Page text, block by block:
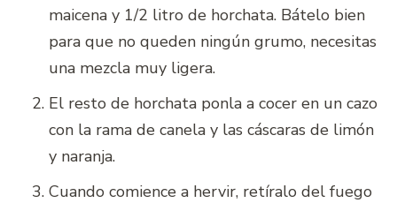
maicena y 1/2 litro de horchata. Bátelo bien
para que no queden ningún grumo, necesitas
una mezcla muy ligera.
El resto de horchata ponla a cocer en un cazo
con la rama de canela y las cáscaras de limón
y naranja.
Cuando comience a hervir, retíralo del fuego